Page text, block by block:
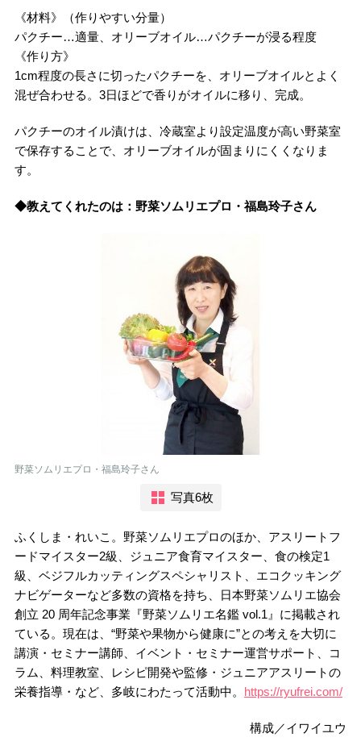
《材料》（作りやすい分量）
パクチー…適量、オリーブオイル…パクチーが浸る程度
《作り方》
1cm程度の長さに切ったパクチーを、オリーブオイルとよく
混ぜ合わせる。3日ほどで香りがオイルに移り、完成。
パクチーのオイル漬けは、冷蔵室より設定温度が高い野菜室
で保存することで、オリーブオイルが固まりにくくなりま
す。
◆教えてくれたのは：野菜ソムリエプロ・福島玲子さん
野菜ソムリエプロ・福島玲子さん
写真6枚
ふくしま・れいこ。野菜ソムリエプロのほか、アスリートフ
ードマイスター2級、ジュニア食育マイスター、食の検定1
級、ベジフルカッティングスペシャリスト、エコクッキング
ナビゲーターなど多数の資格を持ち、日本野菜ソムリエ協会
創立 20 周年記念事業『野菜ソムリエ名鑑 vol.1』に掲載され
ている。現在は、“野菜や果物から健康に”との考えを大切に
講演・セミナー講師、イベント・セミナー運営サポート、コ
ラム、料理教室、レシピ開発や監修・ジュニアアスリートの
栄養指導・など、多岐にわたって活動中。 https://ryufrei.com/
構成／イワイユウ